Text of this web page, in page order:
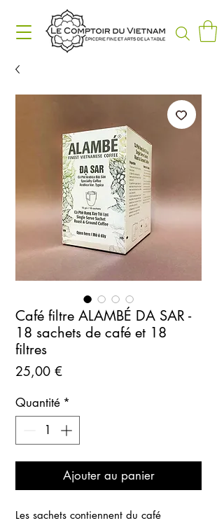
Café filtre ALAMBÉ DA SAR -
18 sachets de café et 18
filtres
25,00 €Prix
Quantité *
Ajouter au panier
Les sachets contiennent du café